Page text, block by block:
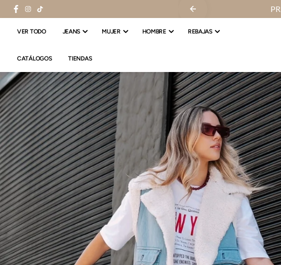
SALTAR ALPRECIO MAYORISTA DESDE 6 JEANS
VER TODO JEANS MUJER HOMBRE REBAJAS
CATÁLOGOS TIENDAS